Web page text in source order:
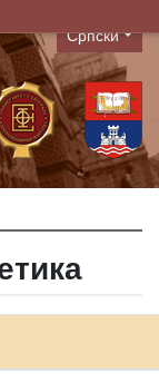
Language
Српски